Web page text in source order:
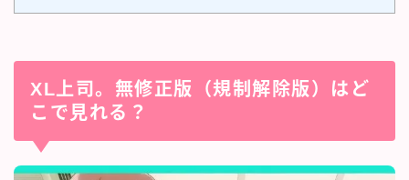
XL上司。無修正版（規制解除版）はど
こで見れる？